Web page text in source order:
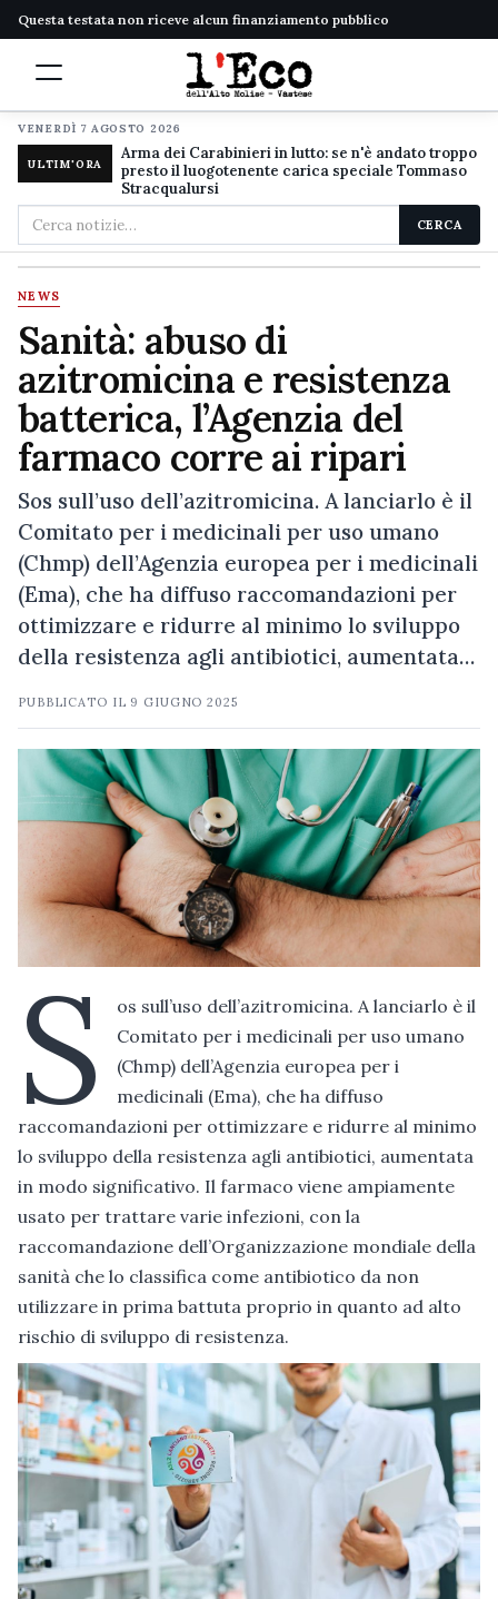
Questa testata non riceve alcun finanziamento pubblico
VENERDÌ 7 AGOSTO 2026
ULTIM'ORA
Arma dei Carabinieri in lutto: se n'è andato troppo
presto il luogotenente carica speciale Tommaso
Stracqualursi
Cerca
nel
sito
CERCA
NEWS
Sanità: abuso di
azitromicina e resistenza
batterica, l’Agenzia del
farmaco corre ai ripari
Sos sull’uso dell’azitromicina. A lanciarlo è il
Comitato per i medicinali per uso umano
(Chmp) dell’Agenzia europea per i medicinali
(Ema), che ha diffuso raccomandazioni per
ottimizzare e ridurre al minimo lo sviluppo
della resistenza agli antibiotici, aumentata…
PUBBLICATO IL 9 GIUGNO 2025
S
os sull’uso dell’azitromicina. A lanciarlo è il
Comitato per i medicinali per uso umano
(Chmp) dell’Agenzia europea per i
medicinali (Ema), che ha diffuso
raccomandazioni per ottimizzare e ridurre al minimo
lo sviluppo della resistenza agli antibiotici, aumentata
in modo significativo. Il farmaco viene ampiamente
usato per trattare varie infezioni, con la
raccomandazione dell’Organizzazione mondiale della
sanità che lo classifica come antibiotico da non
utilizzare in prima battuta proprio in quanto ad alto
rischio di sviluppo di resistenza.